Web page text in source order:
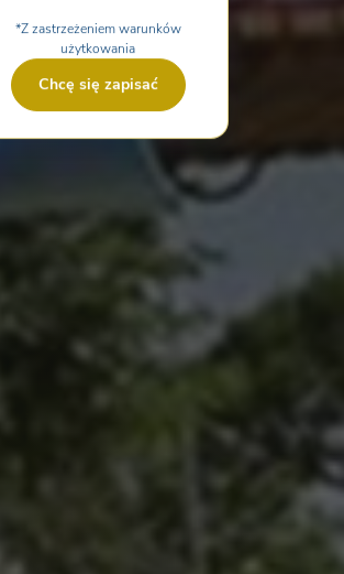
*Z zastrzeżeniem warunków
użytkowania
Chcę się zapisać